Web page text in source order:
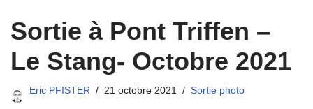
Sortie à Pont Triffen –
Le Stang- Octobre 2021
Eric PFISTER 21 octobre 2021 Sortie photo